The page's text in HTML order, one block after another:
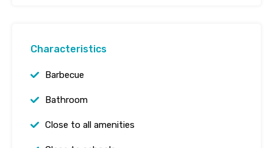
Characteristics
Barbecue
Bathroom
Close to all amenities